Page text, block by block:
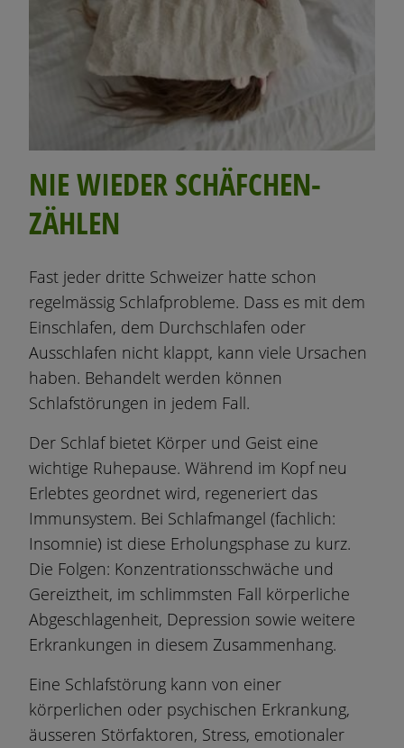
NIE WIEDER SCHÄFCHEN-
ZÄHLEN
Fast jeder dritte Schweizer hatte schon
regelmässig Schlafprobleme. Dass es mit dem
Einschlafen, dem Durchschlafen oder
Ausschlafen nicht klappt, kann viele Ursachen
haben. Behandelt werden können
Schlafstörungen in jedem Fall.
Der Schlaf bietet Körper und Geist eine
wichtige Ruhepause. Während im Kopf neu
Erlebtes geordnet wird, regeneriert das
Immunsystem. Bei Schlafmangel (fachlich:
Insomnie) ist diese Erholungsphase zu kurz.
Die Folgen: Konzentrationsschwäche und
Gereiztheit, im schlimmsten Fall körperliche
Abgeschlagenheit, Depression sowie weitere
Erkrankungen in diesem Zusammenhang.
Eine Schlafstörung kann von einer
körperlichen oder psychischen Erkrankung,
äusseren Störfaktoren, Stress, emotionaler